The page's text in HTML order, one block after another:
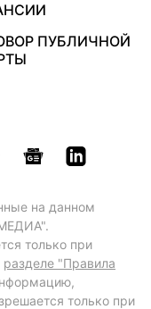
ПУБЛИЧНОЙ
на данном
только при
разделе "Правила
только при